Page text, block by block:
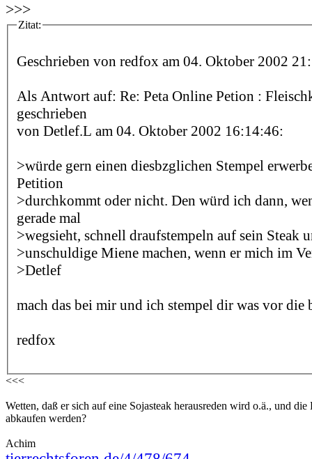
>>>
Zitat:
Geschrieben von redfox am 04. Oktober 2002
Als Antwort auf: Re: Peta Online Petion :
geschrieben
von Detlef.L am 04. Oktober 2002 16:14:46:
>würde gern einen diesbzglichen Stempel
Petition
>durchkommt oder nicht. Den würd ich dann,
gerade mal
>wegsieht, schnell draufstempeln auf sein Steak
>unschuldige Miene machen, wenn er mich im
>Detlef
mach das bei mir und ich stempel dir was vor die
redfox
<<<
Wetten, daß er sich auf eine Sojasteak herausreden wird o.ä., und
abkaufen werden?
Achim